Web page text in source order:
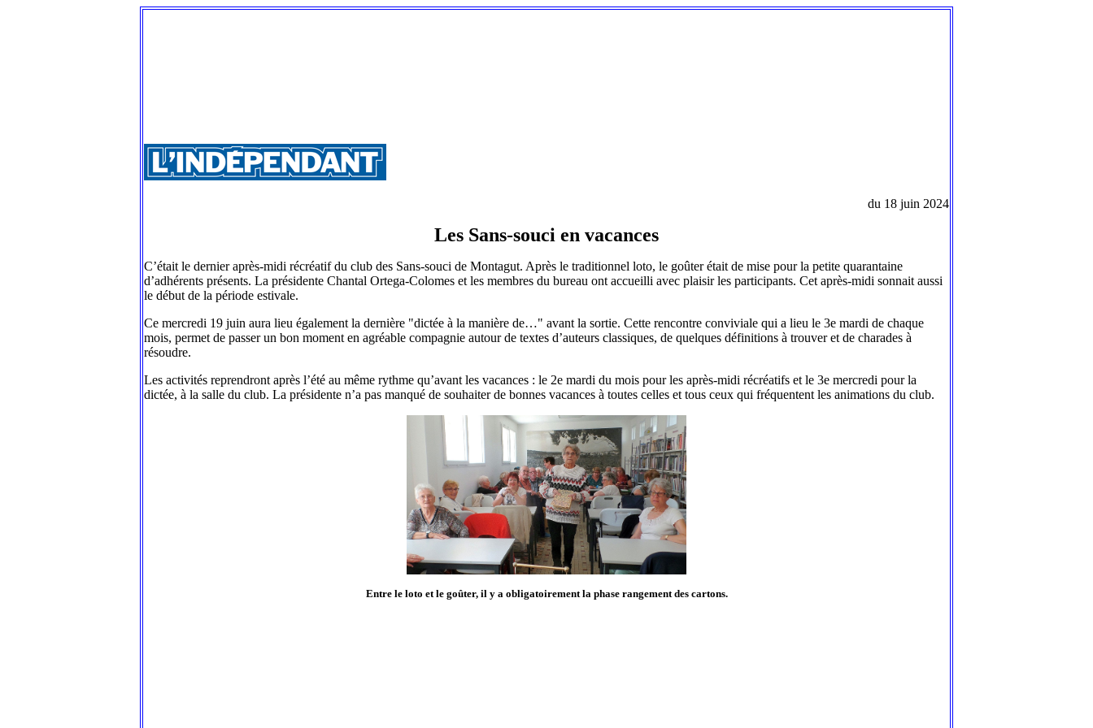
du 18 juin 2024
Les Sans-souci en vacances
C’était le dernier après-midi récréatif du club des Sans-souci de Montagut. Après le traditionnel loto, le goûter était de mise pour la petite quarantaine
d’adhérents présents. La présidente Chantal Ortega-Colomes et les membres du bureau ont accueilli avec plaisir les participants. Cet après-midi sonnait aussi
le début de la période estivale.
Ce mercredi 19 juin aura lieu également la dernière "dictée à la manière de…" avant la sortie. Cette rencontre conviviale qui a lieu le 3e mardi de chaque
mois, permet de passer un bon moment en agréable compagnie autour de textes d’auteurs classiques, de quelques définitions à trouver et de charades à
résoudre.
Les activités reprendront après l’été au même rythme qu’avant les vacances : le 2e mardi du mois pour les après-midi récréatifs et le 3e mercredi pour la
dictée, à la salle du club. La présidente n’a pas manqué de souhaiter de bonnes vacances à toutes celles et tous ceux qui fréquentent les animations du club.
Entre le loto et le goûter, il y a obligatoirement la phase rangement des cartons.